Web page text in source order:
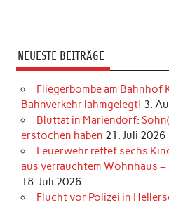
NEUESTE BEITRÄGE
Fliegerbombe am Bahnhof
Bahnverkehr lahmgelegt! 3.
Bluttat in Mariendorf:
erstochen haben 21. Juli 2026
Feuerwehr rettet sechs
aus verrauchtem Wohnhaus
18. Juli 2026
Flucht vor Polizei in